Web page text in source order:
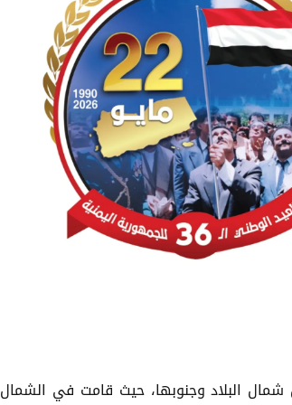
البلاد وجنوبها، حيث قامت في الشمال